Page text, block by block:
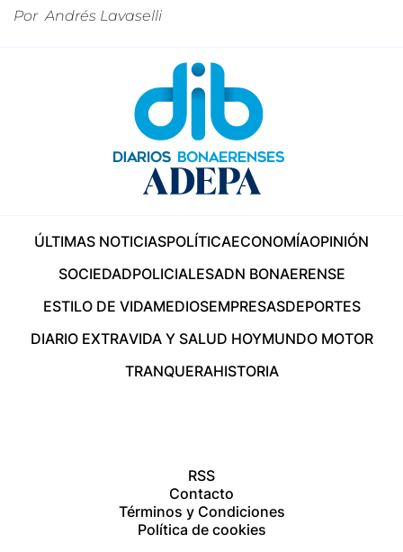
Por Andrés Lavaselli
ÚLTIMAS NOTICIASPOLÍTICAECONOMÍAOPINIÓN
SOCIEDADPOLICIALESADN BONAERENSE
ESTILO DE VIDAMEDIOSEMPRESASDEPORTES
DIARIO EXTRAVIDA Y SALUD HOYMUNDO MOTOR
TRANQUERAHISTORIA
RSS
Contacto
Términos y Condiciones
Política de cookies